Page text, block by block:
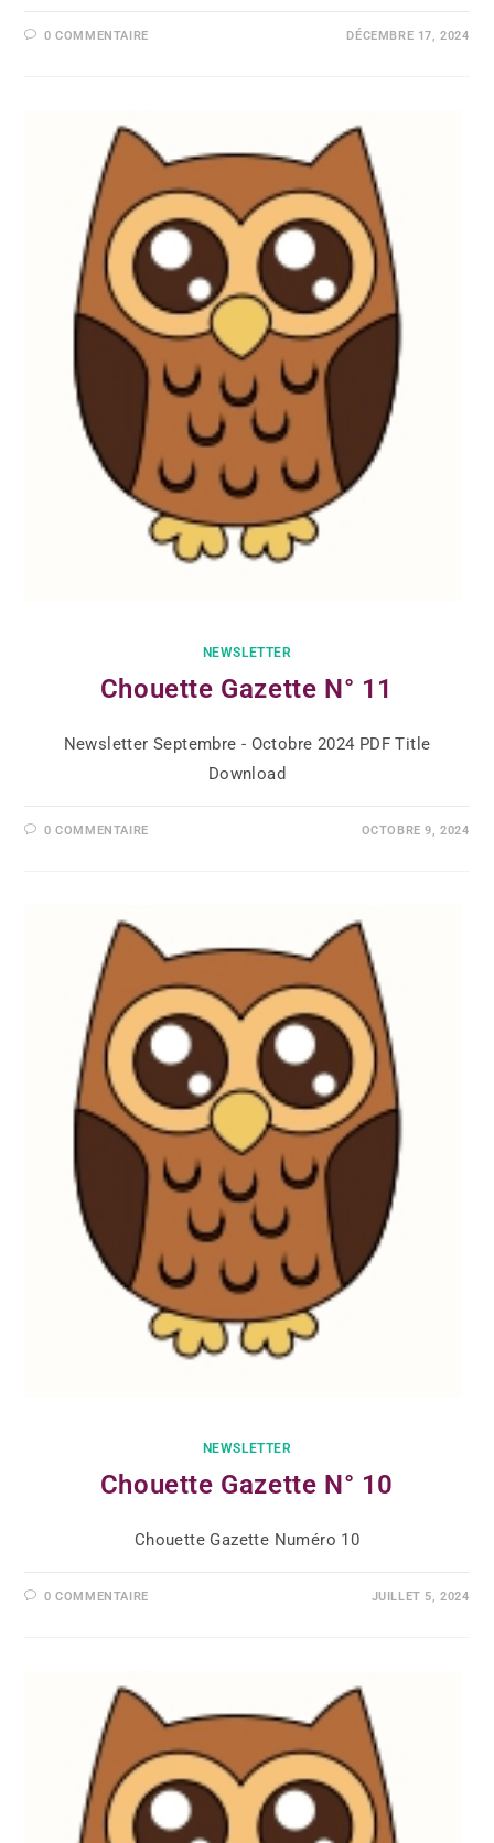
0 COMMENTAIRE DÉCEMBRE 17, 2024
NEWSLETTER
Chouette Gazette N° 11
Newsletter Septembre - Octobre 2024 PDF Title
Download
0 COMMENTAIRE OCTOBRE 9, 2024
NEWSLETTER
Chouette Gazette N° 10
Chouette Gazette Numéro 10
0 COMMENTAIRE JUILLET 5, 2024